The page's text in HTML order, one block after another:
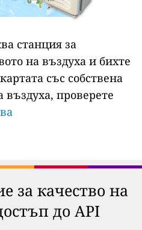
станция за
на въздуха и бихте
със собствена
въздуха, проверете
за качество на
до API